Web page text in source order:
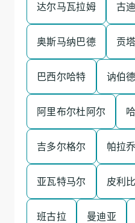
达尔马瓦拉姆 古
奥斯马纳巴德 贡
巴西尔哈特 讷伯
阿里布尔杜阿尔
吉多尔格尔 帕拉
亚瓦特马尔 皮利
班古拉 曼迪亚